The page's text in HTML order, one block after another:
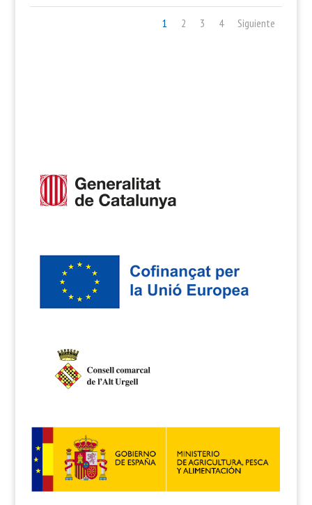
1 2 3 4 Siguiente